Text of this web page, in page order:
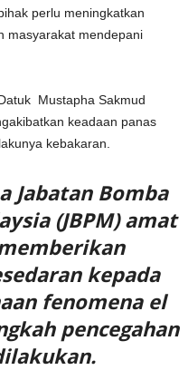
perlu meningkatkan
masyarakat mendepani
Mustapha Sakmud
keadaan panas
kebakaran.
Jabatan Bomba
(JBPM) amat
kepada
fenomena el
pencegahan